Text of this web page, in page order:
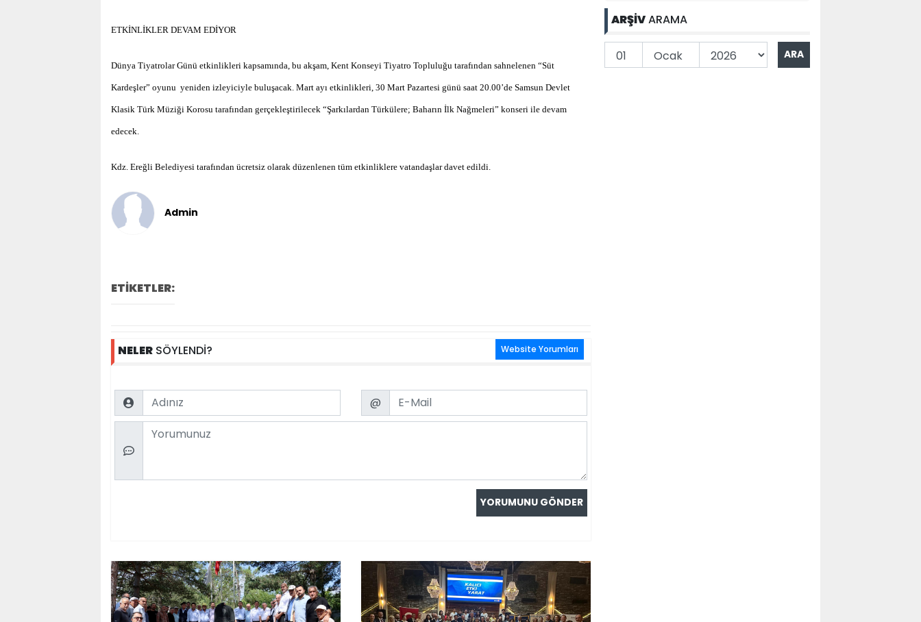
ETKİNLİKLER DEVAM EDİYOR
Dünya Tiyatrolar Günü etkinlikleri kapsamında, bu akşam, Kent Konseyi Tiyatro Topluluğu tarafından sahnelenen “Süt
Kardeşler” oyunu yeniden izleyiciyle buluşacak. Mart ayı etkinlikleri, 30 Mart Pazartesi günü saat 20.00’de Samsun Devlet
Klasik Türk Müziği Korosu tarafından gerçekleştirilecek “Şarkılardan Türkülere; Baharın İlk Nağmeleri” konseri ile devam
edecek.
Kdz. Ereğli Belediyesi tarafından ücretsiz olarak düzenlenen tüm etkinliklere vatandaşlar davet edildi.
Admin
ETİKETLER:
NELER SÖYLENDİ? Website Yorumları
Name Email
@
Comment
ARŞİVARAMA